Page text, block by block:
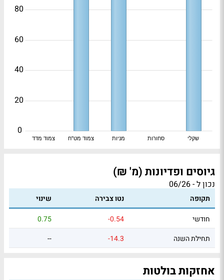
צמוד מדד צמוד מט"ח מניות סחורות שקלי
0
20
40
60
80
גיוסים ופדיונות (מ' ₪)
נכון ל - 06/26
תקופה נטו צבירה
שינוי
חודשי
-0.54
0.75
תחילת השנה
-14.3
--
אחזקות בולטות